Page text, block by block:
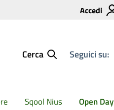
Accedi
Cerca Seguici su:
Sqool Nius Open Day